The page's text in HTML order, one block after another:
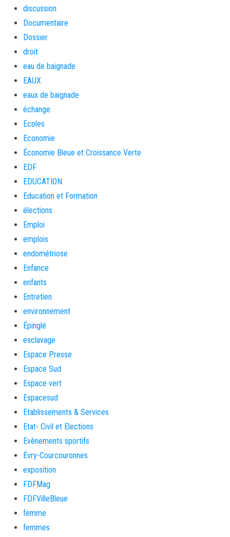
discussion
Documentaire
Dossier
droit
eau de baignade
EAUX
eaux de baignade
échange
Ecoles
Economie
Économie Bleue et Croissance Verte
EDF
EDUCATION
Education et Formation
élections
Emploi
emplois
endométriose
Enfance
enfants
Entretien
environnement
Épinglé
esclavage
Espace Presse
Espace Sud
Espace vert
Espacesud
Etablissements & Services
Etat- Civil et Elections
Evènements sportifs
Évry-Courcouronnes
exposition
FDFMag
FDFVilleBleue
femme
femmes